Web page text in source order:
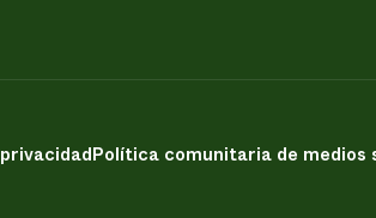
Política comunitaria de medios